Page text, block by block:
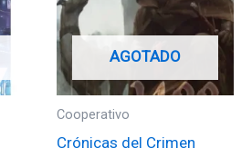
AGOTADO
Cooperativo
Crónicas del Crimen